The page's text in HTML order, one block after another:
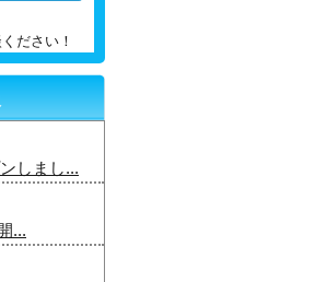
ださい！
しまし...
...